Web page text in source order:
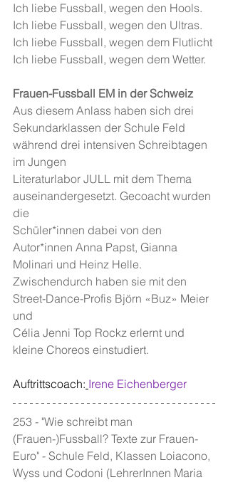
Ich liebe Fussball, wegen den Hools.
Ich liebe Fussball, wegen den Ultras.
Ich liebe Fussball, wegen dem Flutlicht
Ich liebe Fussball, wegen dem Wetter.
Frauen-Fussball EM in der Schweiz
Aus diesem Anlass haben sich drei
Sekundarklassen der Schule Feld
während drei intensiven Schreibtagen
im Jungen
Literaturlabor JULL mit dem Thema
auseinandergesetzt. Gecoacht wurden
die
Schüler*innen dabei von den
Autor*innen Anna Papst, Gianna
Molinari und Heinz Helle.
Zwischendurch haben sie mit den
Street-Dance-Profis Björn «Buz» Meier
und
Célia Jenni Top Rockz erlernt und
kleine Choreos einstudiert.
Auftrittscoach: Irene Eichenberger
253 - "Wie schreibt man
(Frauen-)Fussball? Texte zur Frauen-
Euro" - Schule Feld, Klassen Loiacono,
Wyss und Codoni (LehrerInnen Maria